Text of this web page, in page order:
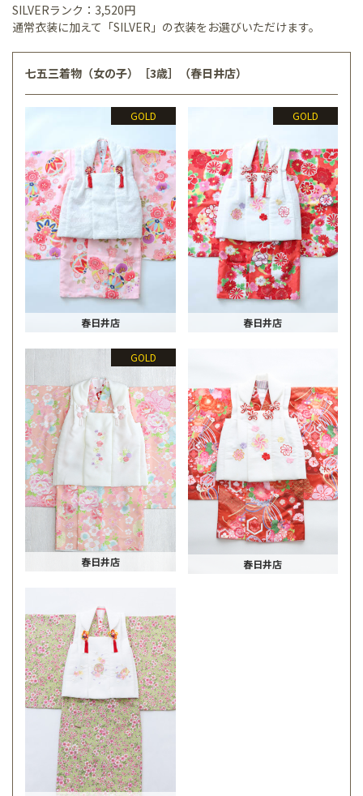
SILVERランク：3,520円
通常衣装に加えて「SILVER」の衣装をお選びいただけます。
七五三着物（女の子）［3歳］（春日井店）
GOLD
春日井店
GOLD
春日井店
GOLD
春日井店 春日井店